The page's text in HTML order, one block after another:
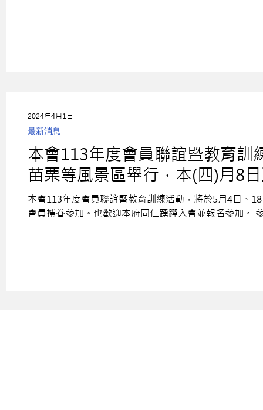
本會113年度會員聯誼暨教育訓
苗栗等風景區舉行，本(四)月8
也歡迎本府同仁踴躍入會並報名
本會113年度會員聯誼暨教育訓練活動，將於5月4日、
會員攜眷參加。也歡迎本府同仁踴躍入會並報名參加。
最新消息
2024年4月1日